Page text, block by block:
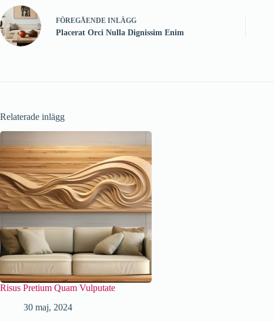
FÖREGÅENDE INLÄGG
Placerat Orci Nulla Dignissim Enim
Relaterade inlägg
Risus Pretium Quam Vulputate
30 maj, 2024